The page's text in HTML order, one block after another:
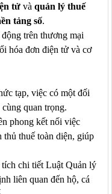
tử và quản lý thuế
tảng số.
trên thương mại
hóa đơn điện tử và cơ
tạp, việc có một đối
quan trọng.
phong kết nối việc
thủ thuế toàn diện, giúp
tích chi tiết Luật Quản lý
liên quan đến hộ, cá